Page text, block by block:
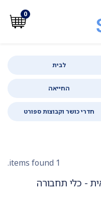
0
לבית
החייאה
חדרי כושר וקבוצות ספורט
1 items found.
- כלי תחבורה